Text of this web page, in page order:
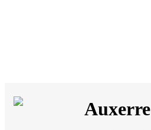
Auxerre